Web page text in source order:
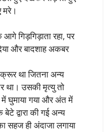
मरे।
गिड़गिड़ाता रहा, पर
और बादशाह अकबर
था जितना अन्य
था। उसकी मृत्यु तो
घुमाया गया और अंत में
द्वारा की गई अन्य
सहज ही अंदाजा लगाया